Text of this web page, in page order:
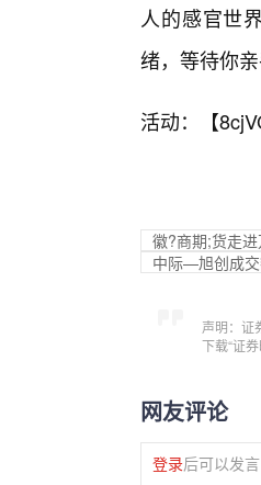
人的感官世
绪，等待你
活动：【
徽?商期;货走
中际—旭创成
声明：证
下载“证
网友评论
登录后可以发言